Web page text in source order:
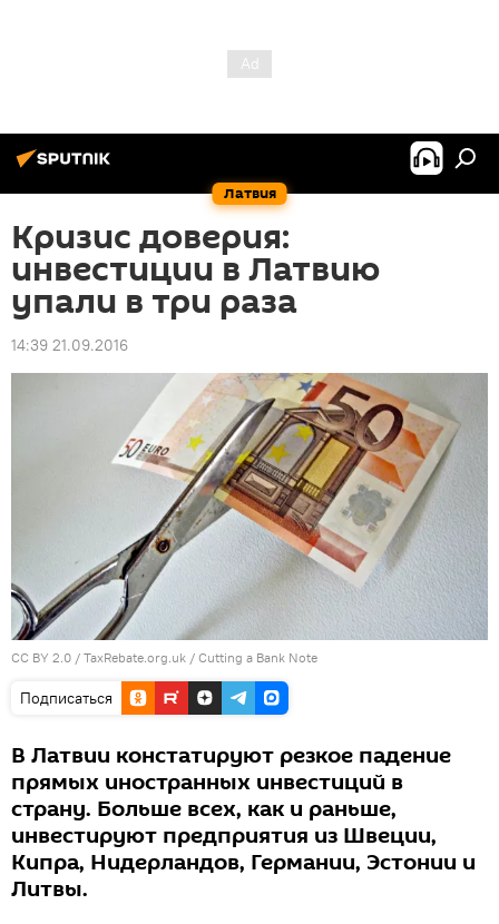
Латвия
Кризис доверия:
инвестиции в Латвию
упали в три раза
14:39 21.09.2016
CC BY 2.0 / TaxRebate.org.uk / Cutting a Bank Note
Подписаться
В Латвии констатируют резкое падение
прямых иностранных инвестиций в
страну. Больше всех, как и раньше,
инвестируют предприятия из Швеции,
Кипра, Нидерландов, Германии, Эстонии и
Литвы.